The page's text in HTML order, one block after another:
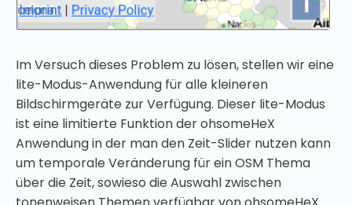
Im Versuch dieses Problem zu lösen, stellen wir eine
lite-Modus-Anwendung für alle kleineren
Bildschirmgeräte zur Verfügung. Dieser lite-Modus
ist eine limitierte Funktion der ohsomeHeX
Anwendung in der man den Zeit-Slider nutzen kann
um temporale Veränderung für ein OSM Thema
über die Zeit, sowieso die Auswahl zwischen